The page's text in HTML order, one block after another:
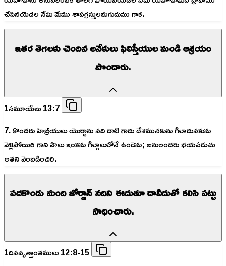
చేసినయెడల నేమి మేము శాపగ్రస్తులమగుదుము గాక.
ఇతర తెగలకు చెందిన అనేకులు ఫిలిస్తీయుల నుండి ఆశ్రయం
పొందారు.
1సమూయేలు 13:7
7. కొందరు హెబ్రీయులు యొర్దాను నది దాటి గాదు దేశమునకును గిలాదునకును
వెళ్లిపోయిరి గాని సౌలు ఇంకను గిల్గాలులోనే ఉండెను; జనులందరు భయపడుచు
అతని వెంబడించిరి.
పదకొండు మంది జోర్డాన్ నదిని ఈదుతూ దావీదుతో కలిసి పట్టు
సాధించారు.
1దినవృత్తాంతములు 12:8-15